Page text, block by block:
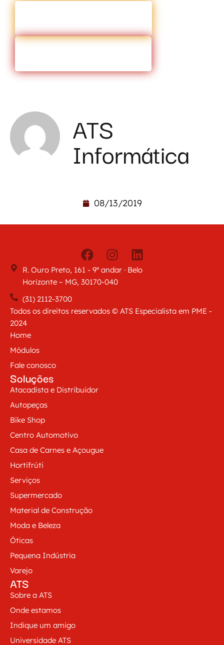
ATS
Informática
08/13/2019
R. Ouro Preto, 161 - 9º andar · Belo
Horizonte – MG, 30170-040
(31) 2112-3700
Todos os direitos reservados © ATS Especialista em PME -
2024
Home
Módulos
Fale conosco
Soluções
Atacadista e Distribuidor
Autopeças
Bike Shop
Centro Automotivo
Casa de Carnes e Açougue
Hortifrúti
Serviços
Supermercado
Material de Construção
Moda e Beleza
Óticas
Pequena Indústria
Varejo
ATS
Sobre a ATS
Onde estamos
Indique um amigo
Universidade ATS